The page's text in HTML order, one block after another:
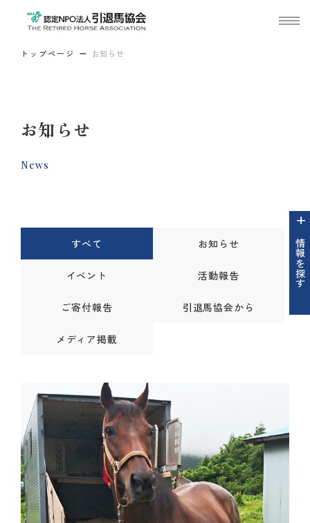
トップページ お知らせ
お知らせ
News
情報を探す
すべて お知らせ
イベント 活動報告
ご寄付報告 引退馬協会から
メディア掲載